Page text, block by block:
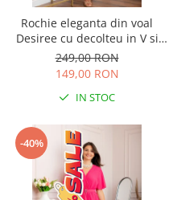
Rochie eleganta din voal
Desiree cu decolteu in V si
curea - Grena
249,00 RON
149,00 RON
IN STOC
-40%